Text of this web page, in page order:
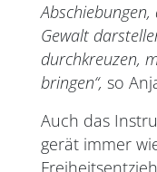
Gewalt
durchkreuzen,
bringen“, so
Auch das
gerät immer